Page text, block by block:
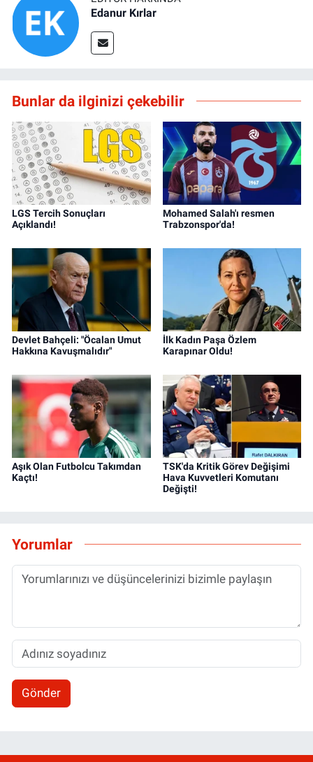
Edanur Kırlar
Bunlar da ilginizi çekebilir
LGS Tercih Sonuçları
Açıklandı!
Mohamed Salah'ı resmen
Trabzonspor'da!
Devlet Bahçeli: "Öcalan Umut
Hakkına Kavuşmalıdır"
İlk Kadın Paşa Özlem
Karapınar Oldu!
Aşık Olan Futbolcu Takımdan
Kaçtı!
TSK'da Kritik Görev Değişimi
Hava Kuvvetleri Komutanı
Değişti!
Yorumlar
Gönder